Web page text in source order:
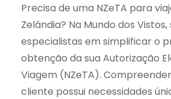
Precisa de uma NZeTA para
Zelândia? Na Mundo dos Vistos,
especialistas em simplificar o
obtenção da sua Autorização
Viagem (NZeTA).
cliente possui necessidades